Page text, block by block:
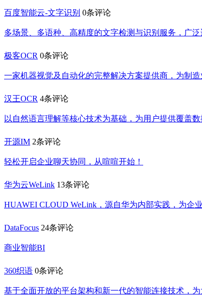
百度智能云-文字识别 0条评论
多场景、多语种、高精度的文字检测与识别服务，广
极客OCR 0条评论
一家机器视觉及自动化的完整解决方案提供商，为制
汉王OCR 4条评论
以自然语言理解等核心技术为基础，为用户提供覆盖
开源IM 2条评论
轻松开启企业聊天协同，从喧喧开始！
华为云WeLink 13条评论
HUAWEI CLOUD WeLink，源自华为内部实践，为企
DataFocus 24条评论
商业智能BI
360织语 0条评论
基于全面开放的平台架构和新一代的智能连接技术，